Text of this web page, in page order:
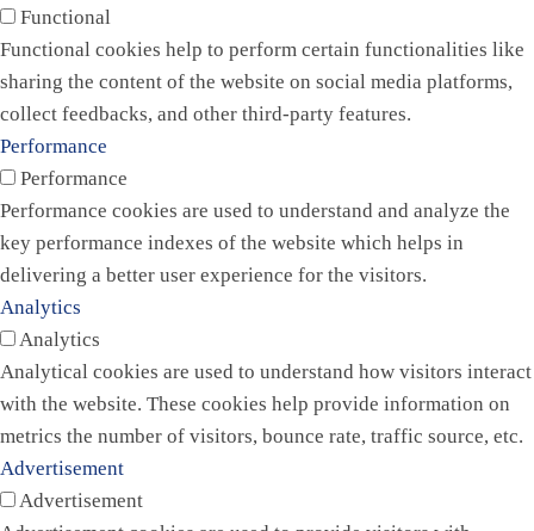
Functional
Functional cookies help to perform certain functionalities like
sharing the content of the website on social media platforms,
collect feedbacks, and other third-party features.
Performance
Performance
Performance cookies are used to understand and analyze the
key performance indexes of the website which helps in
delivering a better user experience for the visitors.
Analytics
Analytics
Analytical cookies are used to understand how visitors interact
with the website. These cookies help provide information on
metrics the number of visitors, bounce rate, traffic source, etc.
Advertisement
Advertisement